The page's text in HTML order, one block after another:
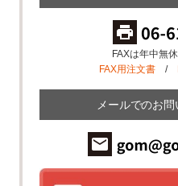
FAXは年中無
FAX用注文書/
メールでのお